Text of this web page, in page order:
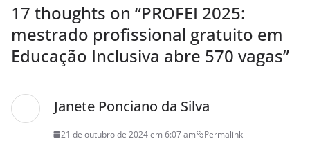
17 thoughts on “PROFEI 2025:
mestrado profissional gratuito em
Educação Inclusiva abre 570 vagas”
Janete Ponciano da Silva
21 de outubro de 2024 em 6:07 am Permalink